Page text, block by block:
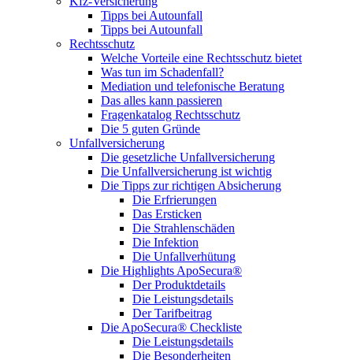
Tipps bei Autounfall
Tipps bei Autounfall
Rechtsschutz
Welche Vorteile eine Rechtsschutz bietet
Was tun im Schadenfall?
Mediation und telefonische Beratung
Das alles kann passieren
Fragenkatalog Rechtsschutz
Die 5 guten Gründe
Unfallversicherung
Die gesetzliche Unfallversicherung
Die Unfallversicherung ist wichtig
Die Tipps zur richtigen Absicherung
Die Erfrierungen
Das Ersticken
Die Strahlenschäden
Die Infektion
Die Unfallverhütung
Die Highlights ApoSecura®
Der Produktdetails
Die Leistungsdetails
Der Tarifbeitrag
Die ApoSecura® Checkliste
Die Leistungsdetails
Die Besonderheiten